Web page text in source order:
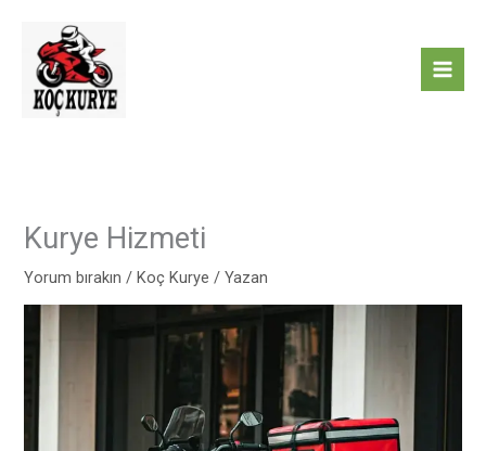
Kurye Hizmeti
Yorum bırakın /Koç Kurye / Yazan